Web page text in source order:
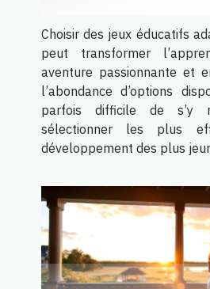
Choisir des jeux éducatifs
peut transformer
aventure passionnante et
l’abondance d’options
parfois difficile de s’y
sélectionner les plus
développement des plus